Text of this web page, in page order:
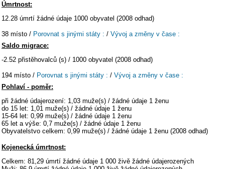
Úmrtnost:
12.28 úmrtí žádné údaje 1000 obyvatel (2008 odhad)
38 místo / Porovnat s jinými státy : / Vývoj a změny v čase :
Saldo migrace:
-2.52 přistěhovalců (s) / 1000 obyvatel (2008 odhad)
194 místo / Porovnat s jinými státy : / Vývoj a změny v čase :
Pohlaví - poměr:
při žádné údajerození: 1,03 muže(s) / žádné údaje 1 ženu
do 15 let: 1,01 muže(s) / žádné údaje 1 ženu
15-64 let: 0,99 muže(s) / žádné údaje 1 ženu
65 let a výše: 0,7 muže(s) / žádné údaje 1 ženu
Obyvatelstvo celkem: 0,99 muže(s) / žádné údaje 1 ženu (2008 odhad)
Kojenecká úmrtnost:
Celkem: 81,29 úmrtí žádné údaje 1 000 živě žádné údajerozených